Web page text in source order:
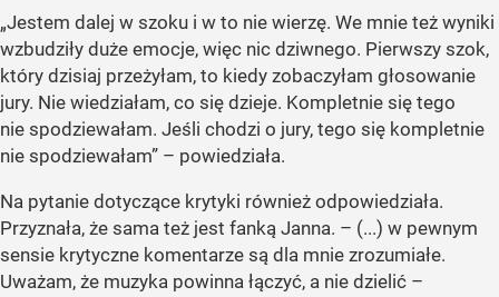
„Jestem dalej w szoku i w to nie wierzę. We mnie też wyniki
wzbudziły duże emocje, więc nic dziwnego. Pierwszy szok,
który dzisiaj przeżyłam, to kiedy zobaczyłam głosowanie
jury. Nie wiedziałam, co się dzieje. Kompletnie się tego
nie spodziewałam. Jeśli chodzi o jury, tego się kompletnie
nie spodziewałam” – powiedziała.
Na pytanie dotyczące krytyki również odpowiedziała.
Przyznała, że sama też jest fanką Janna. – (...) w pewnym
sensie krytyczne komentarze są dla mnie zrozumiałe.
Uważam, że muzyka powinna łączyć, a nie dzielić –